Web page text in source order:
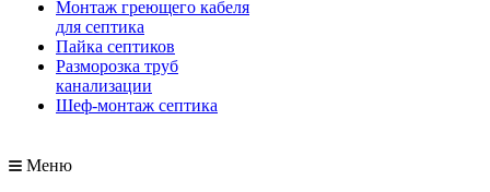
Монтаж греющего кабеля
для септика
Пайка септиков
Разморозка труб
канализации
Шеф-монтаж септика
Меню